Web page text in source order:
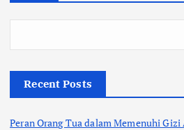
Recent Posts
Peran Orang Tua dalam Memenuhi Gizi